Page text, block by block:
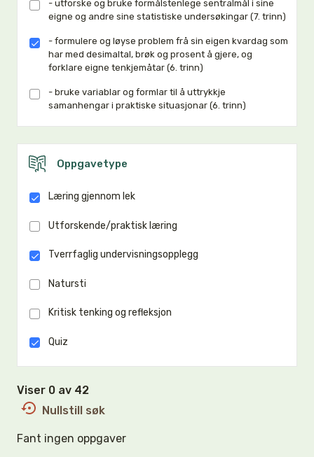
- utforske og bruke formålstenlege sentralmål i sine
eigne og andre sine statistiske undersøkingar (7. trinn)
- formulere og løyse problem frå sin eigen kvardag som
har med desimaltal, brøk og prosent å gjere, og
forklare eigne tenkjemåtar (6. trinn)
- bruke variablar og formlar til å uttrykkje
samanhengar i praktiske situasjonar (6. trinn)
Oppgavetype
Læring gjennom lek
Utforskende/praktisk læring
Tverrfaglig undervisningsopplegg
Natursti
Kritisk tenking og refleksjon
Quiz
Viser 0 av 42
Nullstill søk
Fant ingen oppgaver